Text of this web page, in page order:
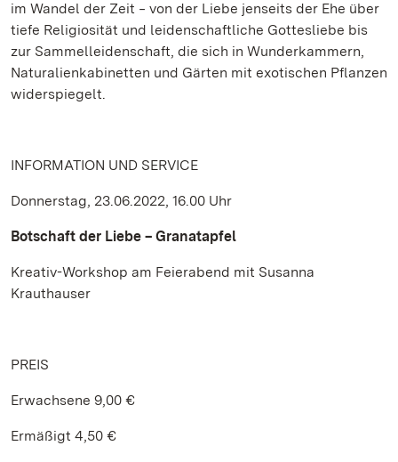
im Wandel der Zeit ‒ von der Liebe jenseits der Ehe über
tiefe Religiosität und leidenschaftliche Gottesliebe bis
zur Sammelleidenschaft, die sich in Wunderkammern,
Naturalienkabinetten und Gärten mit exotischen Pflanzen
widerspiegelt.
INFORMATION UND SERVICE
Donnerstag, 23.06.2022, 16.00 Uhr
Botschaft der Liebe – Granatapfel
Kreativ-Workshop am Feierabend mit Susanna
Krauthauser
PREIS
Erwachsene 9,00 €
Ermäßigt 4,50 €